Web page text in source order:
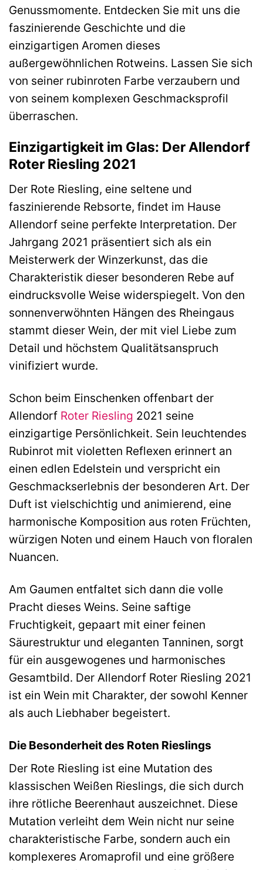
Genussmomente. Entdecken Sie mit uns die
faszinierende Geschichte und die
einzigartigen Aromen dieses
außergewöhnlichen Rotweins. Lassen Sie sich
von seiner rubinroten Farbe verzaubern und
von seinem komplexen Geschmacksprofil
überraschen.
Einzigartigkeit im Glas: Der Allendorf
Roter Riesling 2021
Der Rote Riesling, eine seltene und
faszinierende Rebsorte, findet im Hause
Allendorf seine perfekte Interpretation. Der
Jahrgang 2021 präsentiert sich als ein
Meisterwerk der Winzerkunst, das die
Charakteristik dieser besonderen Rebe auf
eindrucksvolle Weise widerspiegelt. Von den
sonnenverwöhnten Hängen des Rheingaus
stammt dieser Wein, der mit viel Liebe zum
Detail und höchstem Qualitätsanspruch
vinifiziert wurde.
Schon beim Einschenken offenbart der
Allendorf Roter Riesling 2021 seine
einzigartige Persönlichkeit. Sein leuchtendes
Rubinrot mit violetten Reflexen erinnert an
einen edlen Edelstein und verspricht ein
Geschmackserlebnis der besonderen Art. Der
Duft ist vielschichtig und animierend, eine
harmonische Komposition aus roten Früchten,
würzigen Noten und einem Hauch von floralen
Nuancen.
Am Gaumen entfaltet sich dann die volle
Pracht dieses Weins. Seine saftige
Fruchtigkeit, gepaart mit einer feinen
Säurestruktur und eleganten Tanninen, sorgt
für ein ausgewogenes und harmonisches
Gesamtbild. Der Allendorf Roter Riesling 2021
ist ein Wein mit Charakter, der sowohl Kenner
als auch Liebhaber begeistert.
Die Besonderheit des Roten Rieslings
Der Rote Riesling ist eine Mutation des
klassischen Weißen Rieslings, die sich durch
ihre rötliche Beerenhaut auszeichnet. Diese
Mutation verleiht dem Wein nicht nur seine
charakteristische Farbe, sondern auch ein
komplexeres Aromaprofil und eine größere